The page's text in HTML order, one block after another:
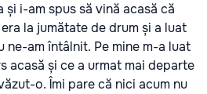
și i-am spus să vină acasă că
la jumătate de drum și a luat
ne-am întâlnit. Pe mine m-a luat
acasă și ce a urmat mai departe
o. Îmi pare că nici acum nu